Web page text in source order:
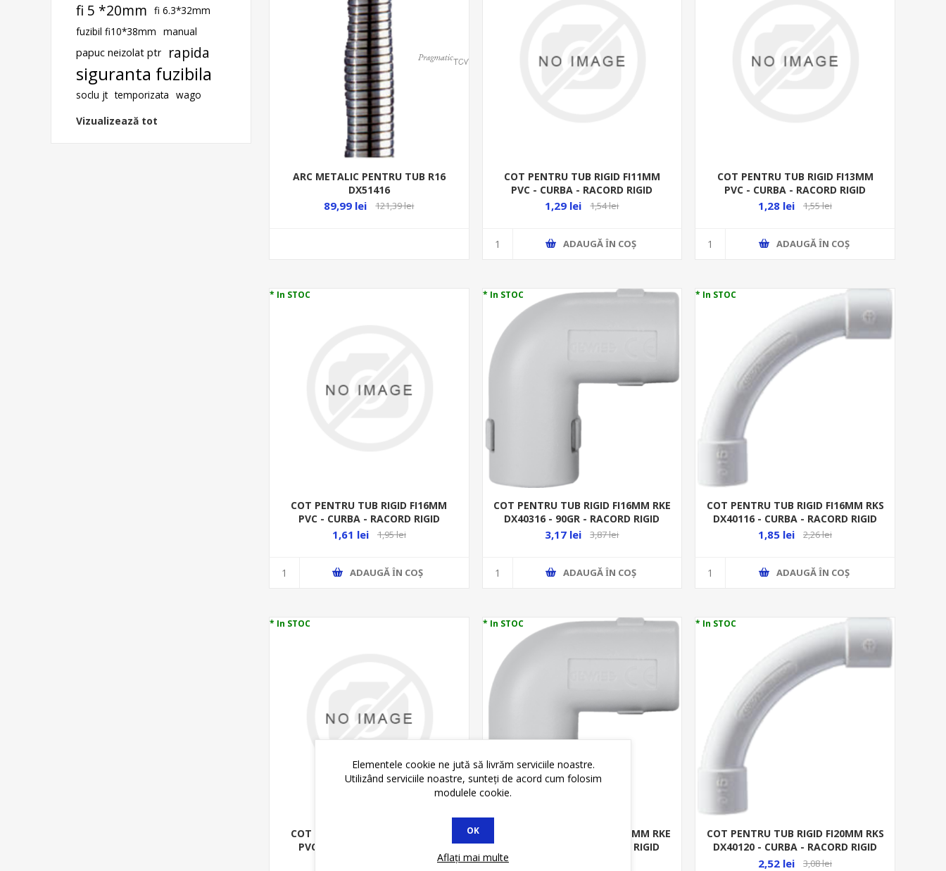
ARC METALIC PENTRU TUB R16
DX51416
89,99 lei 121,39 lei
COT PENTRU TUB RIGID FI11MM
PVC - CURBA - RACORD RIGID
1,29 lei 1,54 lei
ADAUGĂ ȊN COŞ
COT PENTRU TUB RIGID FI13MM
PVC - CURBA - RACORD RIGID
1,28 lei 1,55 lei
ADAUGĂ ȊN COŞ
* In STOC
COT PENTRU TUB RIGID FI16MM
PVC - CURBA - RACORD RIGID
1,61 lei 1,95 lei
ADAUGĂ ȊN COŞ
* In STOC
COT PENTRU TUB RIGID FI16MM RKE
DX40316 - 90GR - RACORD RIGID
3,17 lei 3,87 lei
ADAUGĂ ȊN COŞ
* In STOC
COT PENTRU TUB RIGID FI16MM RKS
DX40116 - CURBA - RACORD RIGID
1,85 lei 2,26 lei
ADAUGĂ ȊN COŞ
* In STOC
COT PENTRU TUB RIGID FI20MM
PVC - CURBA - RACORD RIGID
* In STOC
COT PENTRU TUB RIGID FI20MM RKE
DX40320 - 90GR - RACORD RIGID
* In STOC
COT PENTRU TUB RIGID FI20MM RKS
DX40120 - CURBA - RACORD RIGID
2,52 lei 3,08 lei
fi 5 *20mm fi 6.3*32mm
fuzibil fi10*38mm manual
papuc neizolat ptr
rapida
siguranta fuzibila
soclu jt temporizata wago
Vizualizează tot
Elementele cookie ne jută să livrăm serviciile noastre.
Utilizând serviciile noastre, sunteți de acord cum folosim
modulele cookie.
OK
Aflați mai multe